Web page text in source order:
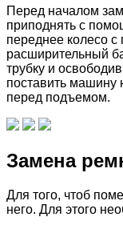
Перед началом
приподнять с
переднее колесо с
расширительный
трубку и
поставить машину
перед подъемом.
Замена
Для того, чтоб
него. Для этого